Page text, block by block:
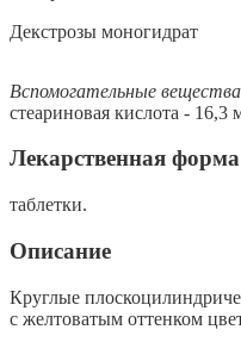
Декстрозы моногидрат
Вспомогательные
стеариновая кислота - 16,3
Лекарственная форма
таблетки.
Описание
Круглые
с желтоватым оттенком